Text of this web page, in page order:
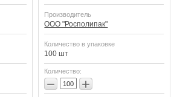
Производитель
ООО "Росполипак"
Количество в упаковке
100 шт
Количество:
− +